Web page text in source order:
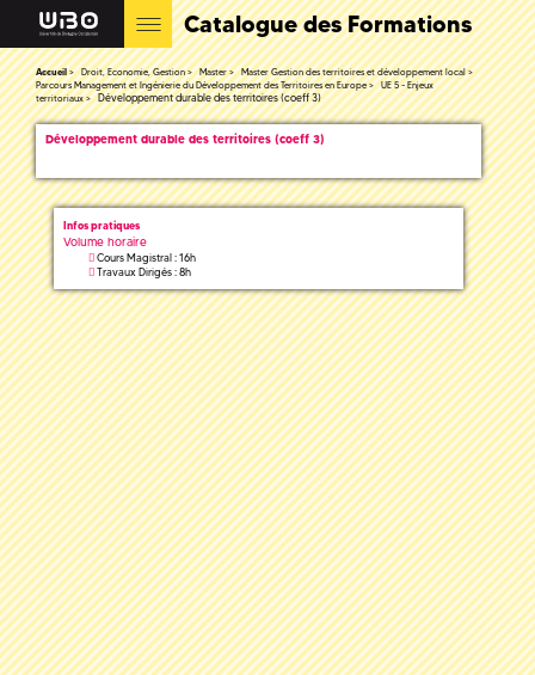
Catalogue des Formations
Accueil Droit, Economie, Gestion Master
Master Gestion des territoires et développement local
Parcours Management et Ingénierie du Développement des Territoires en Europe
UE 5 - Enjeux
territoriaux
Développement durable des territoires (coeff 3)
Développement durable des territoires (coeff 3)
Infos pratiques
Volume horaire
Cours Magistral : 16h
Travaux Dirigés : 8h